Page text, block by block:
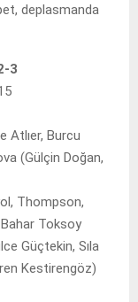
deplasmanda
3
Atlıer, Burcu
(Gülçin Doğan,
Thompson,
Bahar Toksoy
Güçtekin, Sıla
Kestirengöz)